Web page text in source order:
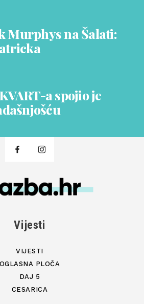
Murphys na Šalati:
a spojio je
Vijesti
VIJESTI
OGLASNA PLOČA
DAJ 5
CESARICA